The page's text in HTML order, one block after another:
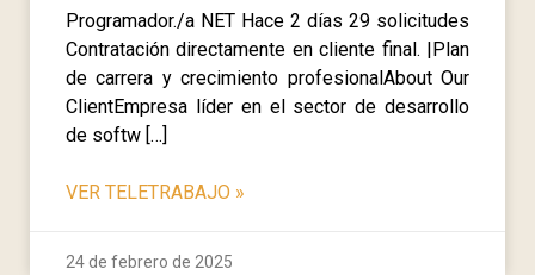
Programador./a NET Hace 2 días 29 solicitudes
Contratación directamente en cliente final. |Plan
de carrera y crecimiento profesionalAbout Our
ClientEmpresa líder en el sector de desarrollo
de softw […]
VER TELETRABAJO »
24 de febrero de 2025